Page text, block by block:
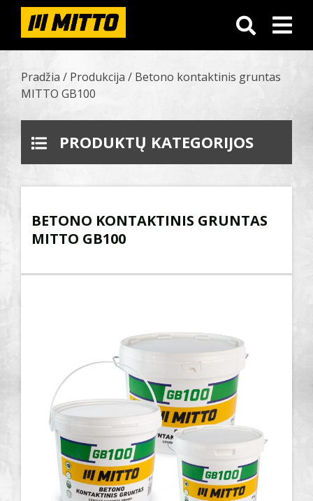
Pradžia / Produkcija / Betono kontaktinis gruntas
MITTO GB100
PRODUKTŲ KATEGORIJOS
BETONO KONTAKTINIS GRUNTAS
MITTO GB100